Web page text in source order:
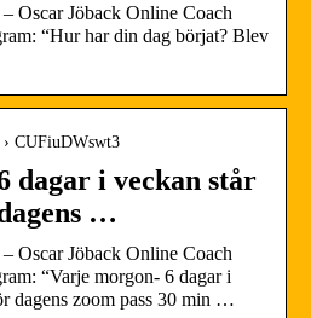
Oscar Jöback Online Coach
“Hur har din dag börjat? Blev
CUFiuDWswt3
dagar i veckan står
…
Oscar Jöback Online Coach
“Varje morgon- 6 dagar i
dagens zoom pass 30 min …